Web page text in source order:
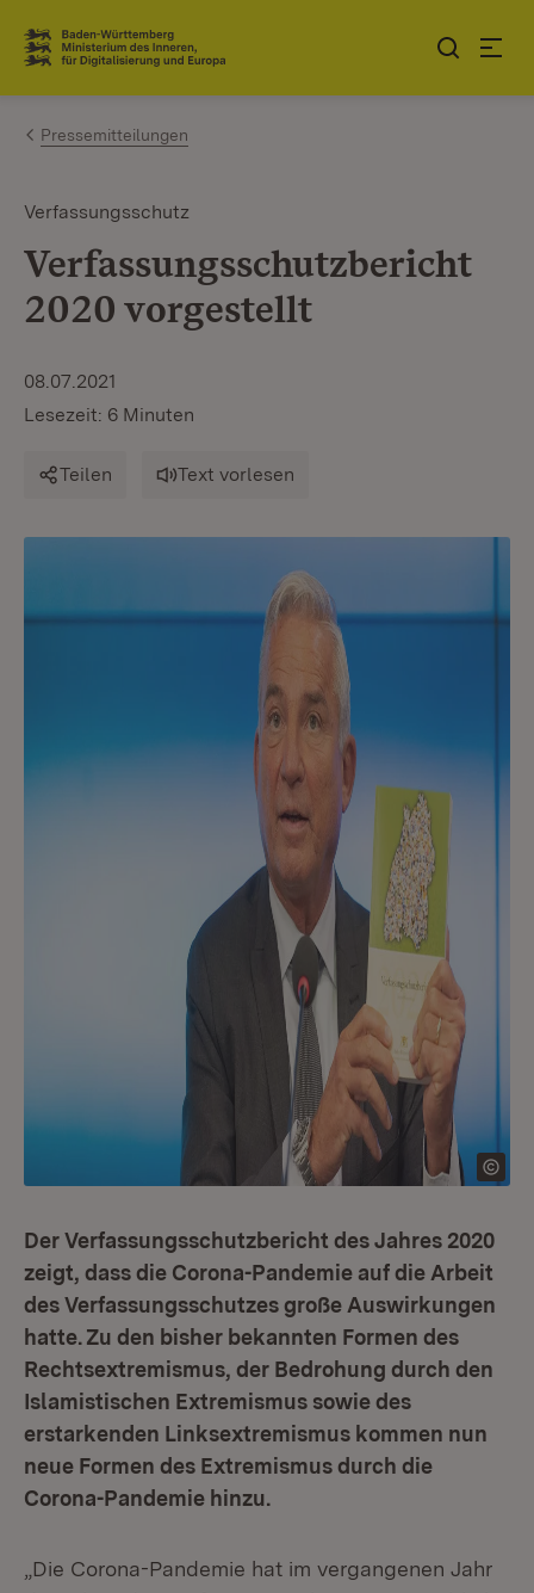
Zum Inhalt springen
Link zur Startseite
Pressemitteilungen
Verfassungsschutz
Verfassungsschutzbericht
2020 vorgestellt
08.07.2021
Lesezeit: 6 Minuten
Teilen Text vorlesen
Der Verfassungsschutzbericht des Jahres 2020
zeigt, dass die Corona-Pandemie auf die Arbeit
des Verfassungsschutzes große Auswirkungen
hatte. Zu den bisher bekannten Formen des
Rechtsextremismus, der Bedrohung durch den
Islamistischen Extremismus sowie des
erstarkenden Linksextremismus kommen nun
neue Formen des Extremismus durch die
Corona-Pandemie hinzu.
„Die Corona-Pandemie hat im vergangenen Jahr